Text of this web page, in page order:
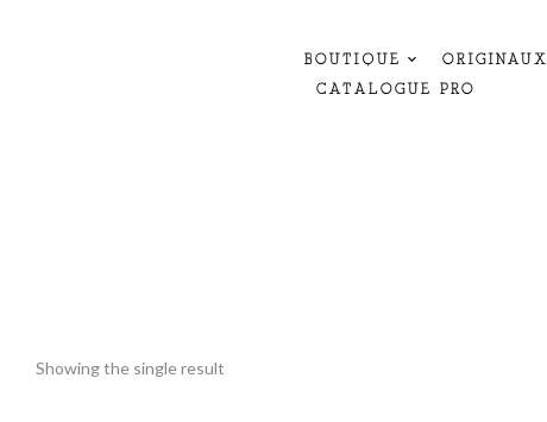
BOUTIQUE ORIGINAUX
CATALOGUE PRO
Showing the single result